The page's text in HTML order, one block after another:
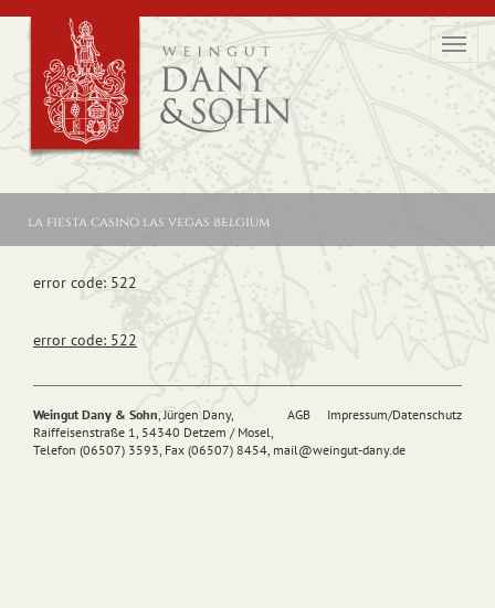
la fiesta casino las vegas belgium
error code: 522
error code: 522
AGB Impressum/Datenschutz
Weingut Dany & Sohn, Jürgen Dany,
Raiffeisenstraße 1, 54340 Detzem / Mosel,
Telefon (06507) 3593, Fax (06507) 8454, mail@weingut-dany.de